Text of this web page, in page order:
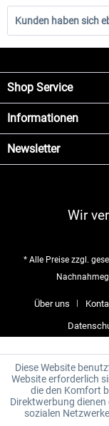
Kunden haben sich
Shop Service
Informationen
Newsletter
Wir
* Alle Preise zzgl.
Über uns
Diese Website
Website erforderlich
die den Komfort
Direktwerbung
sozialen